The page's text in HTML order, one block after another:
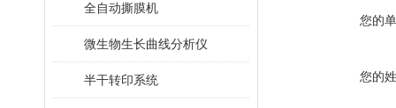
全自动撕膜机
微生物生长曲线分析仪
半干转印系统
您的
您的